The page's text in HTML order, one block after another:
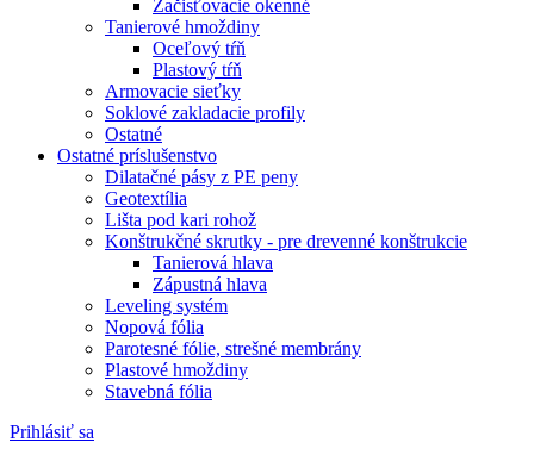
Začisťovacie okenné
Tanierové hmoždiny
Oceľový tŕň
Plastový tŕň
Armovacie sieťky
Soklové zakladacie profily
Ostatné
Ostatné príslušenstvo
Dilatačné pásy z PE peny
Geotextília
Lišta pod kari rohož
Konštrukčné skrutky - pre drevenné konštrukcie
Tanierová hlava
Zápustná hlava
Leveling systém
Nopová fólia
Parotesné fólie, strešné membrány
Plastové hmoždiny
Stavebná fólia
Prihlásiť sa